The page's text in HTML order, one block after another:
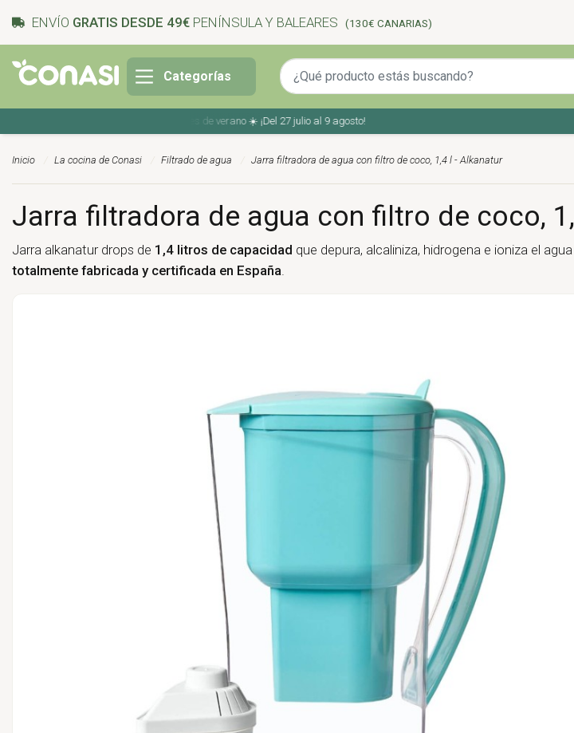
ENVÍO GRATIS DESDE 49€ PENÍNSULA Y BALEARES (130€ CANARIAS)
Categorías
Ahorra en tu compra con los cupones de verano ☀️ ¡Del 27 julio al 9 agosto!
Inicio La cocina de Conasi Filtrado de agua Jarra filtradora de agua con filtro de coco, 1,4 l - Alkanatur
Jarra filtradora de agua con filtro de coco,
Jarra alkanatur drops de 1,4 litros de capacidad que depura, alcaliniza, hidrogena e ioniza el
totalmente fabricada y certificada en España.